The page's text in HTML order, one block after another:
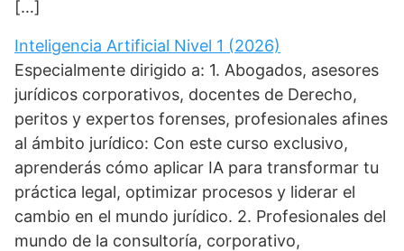
[…]
Inteligencia Artificial Nivel 1 (2026)
Especialmente dirigido a: 1. Abogados, asesores
jurídicos corporativos, docentes de Derecho,
peritos y expertos forenses, profesionales afines
al ámbito jurídico: Con este curso exclusivo,
aprenderás cómo aplicar IA para transformar tu
práctica legal, optimizar procesos y liderar el
cambio en el mundo jurídico. 2. Profesionales del
mundo de la consultoría, corporativo,